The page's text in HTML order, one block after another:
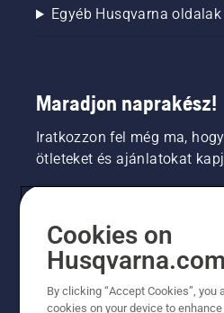
Egyéb Husqvarna oldalak
Maradjon naprakész!
Iratkozzon fel még ma,
ötleteket és ajánlatokat
Cookies on
Husqvarna.com
By clicking “Accept Cookies”, you
cookies on your device to